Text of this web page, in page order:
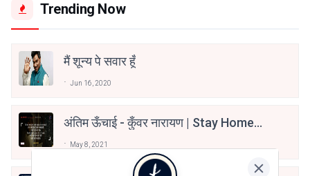
Trending Now
मैं शून्य पे सवार हूँ
Jun 16, 2020
अंतिम ऊँचाई - कुँवर नारायण | Stay Home
May 8, 2021